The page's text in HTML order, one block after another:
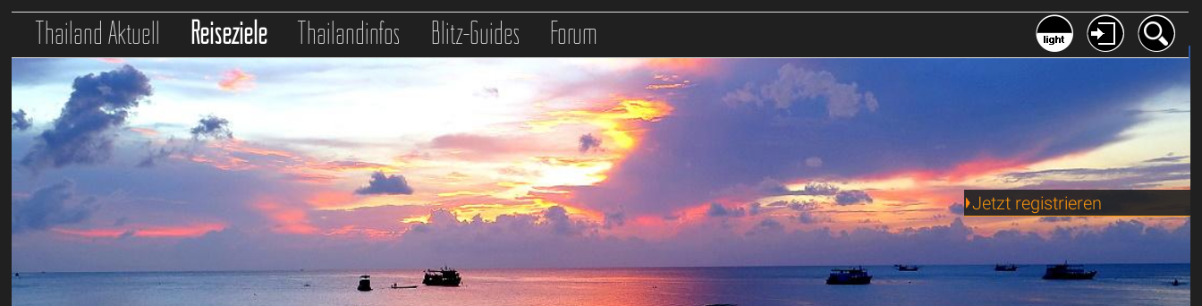
Thailand Aktuell Reiseziele Thailandinfos Blitz-Guides Forum
Jetzt registrieren